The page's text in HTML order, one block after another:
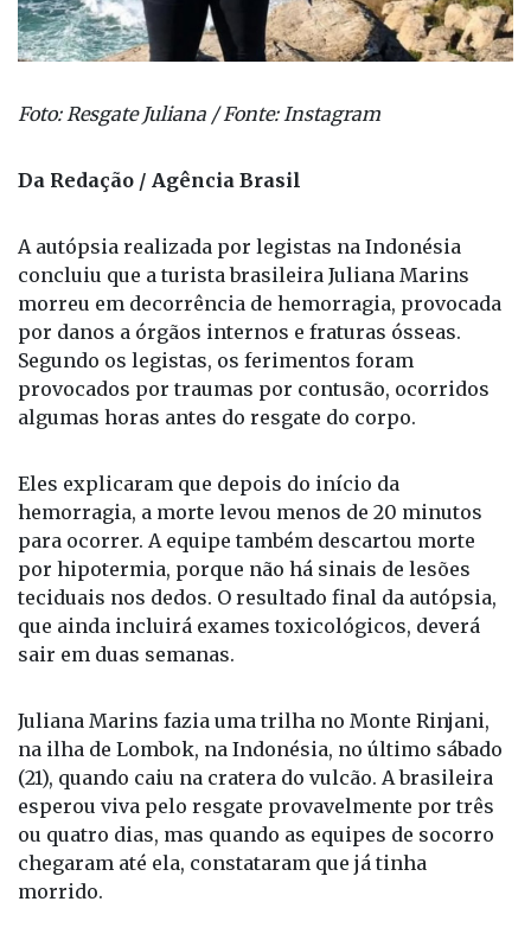
Foto: Resgate Juliana / Fonte: Instagram
Da Redação / Agência Brasil
A autópsia realizada por legistas na Indonésia
concluiu que a turista brasileira Juliana Marins
morreu em decorrência de hemorragia, provocada
por danos a órgãos internos e fraturas ósseas.
Segundo os legistas, os ferimentos foram
provocados por traumas por contusão, ocorridos
algumas horas antes do resgate do corpo.
Eles explicaram que depois do início da
hemorragia, a morte levou menos de 20 minutos
para ocorrer. A equipe também descartou morte
por hipotermia, porque não há sinais de lesões
teciduais nos dedos. O resultado final da autópsia,
que ainda incluirá exames toxicológicos, deverá
sair em duas semanas.
Juliana Marins fazia uma trilha no Monte Rinjani,
na ilha de Lombok, na Indonésia, no último sábado
(21), quando caiu na cratera do vulcão. A brasileira
esperou viva pelo resgate provavelmente por três
ou quatro dias, mas quando as equipes de socorro
chegaram até ela, constataram que já tinha
morrido.